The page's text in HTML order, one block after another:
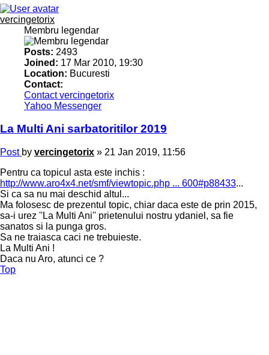
vercingetorix
Membru legendar
Posts: 2493
Joined: 17 Mar 2010, 19:30
Location: Bucuresti
Contact:
Contact vercingetorix
Yahoo Messenger
La Multi Ani sarbatoritilor 2019
Post by vercingetorix » 21 Jan 2019, 11:56
Pentru ca topicul asta este inchis :
http://www.aro4x4.net/smf/viewtopic.php ... 600#p88433...
Si ca sa nu mai deschid altul...
Ma folosesc de prezentul topic, chiar daca este de prin 2015,
sa-i urez ''La Multi Ani'' prietenului nostru ydaniel, sa fie
sanatos si la punga gros.
Sa ne traiasca caci ne trebuieste.
La Multi Ani !
Daca nu Aro, atunci ce ?
Top